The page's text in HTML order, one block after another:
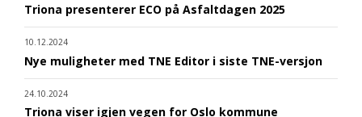
Triona presenterer ECO på Asfaltdagen 2025
10.12.2024
Nye muligheter med TNE Editor i siste TNE-versjon
24.10.2024
Triona viser igjen vegen for Oslo kommune